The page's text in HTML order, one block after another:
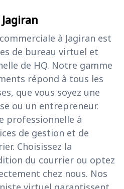
à Jagiran est
de bureau virtuel et
de HQ. Notre gamme
répond à tous les
que vous soyez une
ou un entrepreneur.
professionnelle à
de gestion et de
Choisissez la
du courrier ou optez
chez nous. Nos